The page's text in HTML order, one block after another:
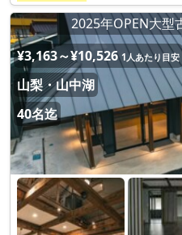
2025年OPEN大型
¥3,163～¥10,526 1人あたり目安
山梨・山中湖
40名迄